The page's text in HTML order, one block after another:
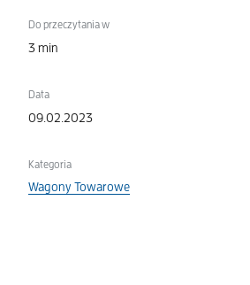
Do przeczytania w
3 min
Data
09.02.2023
Kategoria
Wagony Towarowe